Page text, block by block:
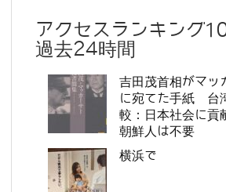
アクセスランキング
過去24時間
吉田茂首相がマッ
に宛てた手紙 台
較：日本社会に貢
朝鮮人は不要
横浜で